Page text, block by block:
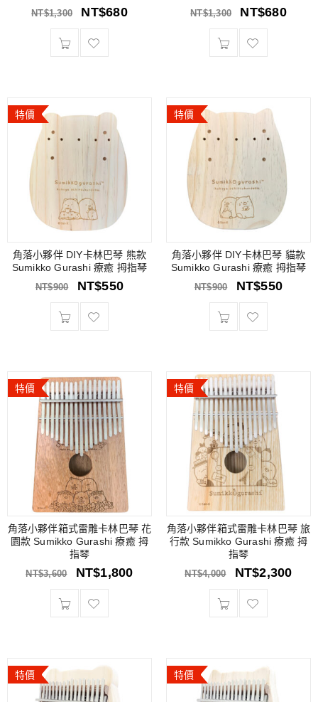
NT$1,300 NT$680 NT$1,300 NT$680
特價
角落小夥伴 DIY卡林巴琴 熊款
Sumikko Gurashi 療癒 拇指琴
NT$900 NT$550
特價
角落小夥伴 DIY卡林巴琴 貓款
Sumikko Gurashi 療癒 拇指琴
NT$900 NT$550
特價
角落小夥伴箱式雷雕卡林巴琴 花
園款 Sumikko Gurashi 療癒 拇
指琴
NT$3,600 NT$1,800
特價
角落小夥伴箱式雷雕卡林巴琴 旅
行款 Sumikko Gurashi 療癒 拇
指琴
NT$4,000 NT$2,300
特價 特價